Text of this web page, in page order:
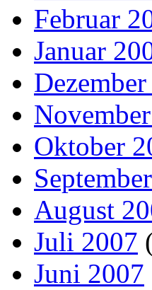
Februar
Januar
Oktober
August
Juli 2007
Juni 2007